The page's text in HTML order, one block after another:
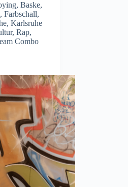
,Baske,
,Farbschall,
,Karlsruhe
,Rap,
Combo